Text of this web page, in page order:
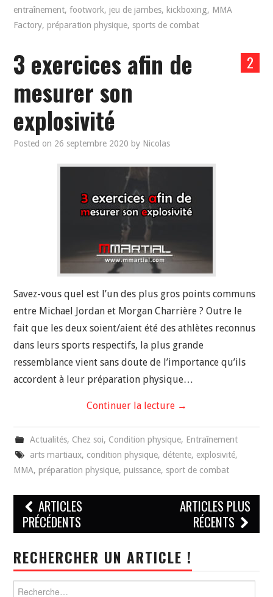
entraînement,footwork,jeu de jambes, kickboxing, MMA
Factory,préparation physique, sports de combat
2
3 exercices afin de
mesurer son
explosivité
Posted on 26 septembre 2020 by Nicolas
Savez-vous quel est l’un des plus gros points communs
entre Michael Jordan et Morgan Charrière ? Outre le
fait que les deux soient/aient été des athlètes reconnus
dans leurs sports respectifs, la plus grande
ressemblance vient sans doute de l’importance qu’ils
accordent à leur préparation physique…
Continuer la lecture →
Actualités, Chez soi, Condition physique, Entraînement
arts martiaux, condition physique, détente, explosivité,
MMA,préparation physique,puissance, sport de combat
Navigation
des
articles
ARTICLES
PRÉCÉDENTS
ARTICLES PLUS
RÉCENTS
RECHERCHER UN ARTICLE !